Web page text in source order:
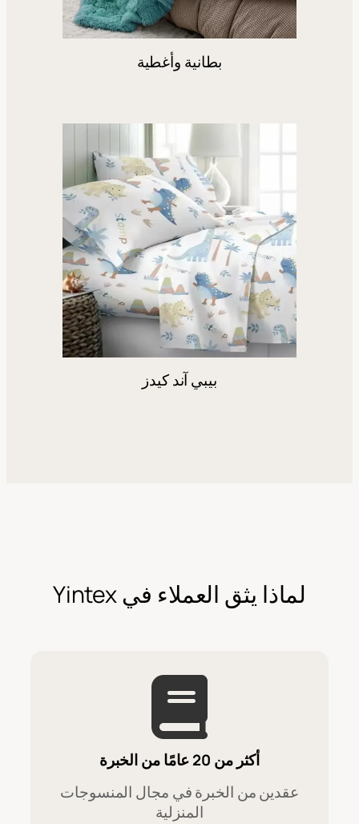
بطانية وأغطية
بيبي آند كيدز
لماذا يثق العملاء في Yintex
أكثر من 20 عامًا من الخبرة
عقدين من الخبرة في مجال المنسوجات
المنزلية